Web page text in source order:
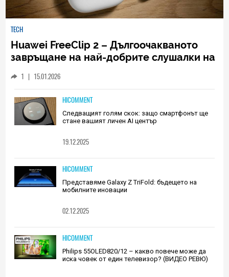
TECH
Huawei FreeClip 2 – Дългоочакваното
завръщане на най-добрите слушалки на
1 | 15.01.2026
HICOMMENT
Следващият голям скок: защо смартфонът ще
стане вашият личен AI център
19.12.2025
HICOMMENT
Представяме Galaxy Z TriFold: бъдещето на
мобилните иновации
02.12.2025
HICOMMENT
Philips 55OLED820/12 – какво повече може да
иска човек от един телевизор? (ВИДЕО РЕВЮ)